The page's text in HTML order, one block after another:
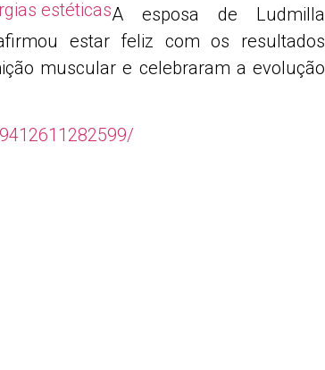
estéticasA esposa de Ludmilla
estar feliz com os resultados
muscular e celebraram a evolução